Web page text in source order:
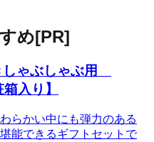
め[PR]
ゃぶしゃぶ用
入り】
らかい中にも弾力のある
能できるギフトセットで